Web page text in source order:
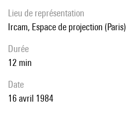
Lieu de représentation
Ircam, Espace de projection (Paris)
durée
12 min
date
16 avril 1984